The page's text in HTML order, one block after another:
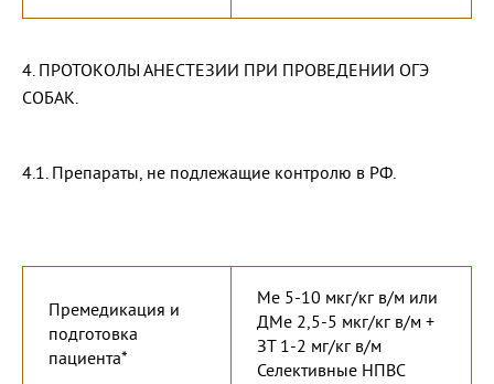
4. ПРОТОКОЛЫ АНЕСТЕЗИИ ПРИ ПРОВЕДЕНИИ ОГЭ
СОБАК.
4.1. Препараты, не подлежащие контролю в РФ.
Премедикация и
подготовка
пациента*
Ме 5-10 мкг/кг в/м или
ДМе 2,5-5 мкг/кг в/м +
ЗТ 1-2 мг/кг в/м
Селективные НПВС